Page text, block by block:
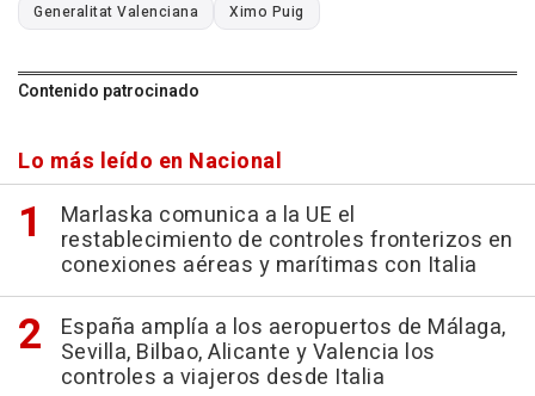
Generalitat Valenciana Ximo Puig
Contenido patrocinado
Lo más leído en Nacional
Marlaska comunica a la UE el
restablecimiento de controles fronterizos en
conexiones aéreas y marítimas con Italia
España amplía a los aeropuertos de Málaga,
Sevilla, Bilbao, Alicante y Valencia los
controles a viajeros desde Italia